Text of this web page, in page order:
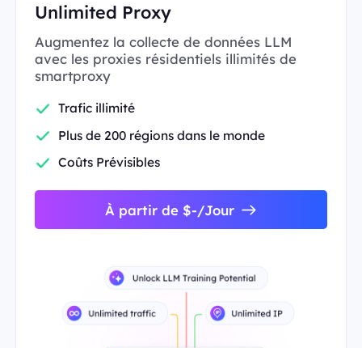
Unlimited Proxy
Augmentez la collecte de données LLM
avec les proxies résidentiels illimités de
smartproxy
Trafic illimité
Plus de 200 régions dans le monde
Coûts Prévisibles
À partir de $-/Jour